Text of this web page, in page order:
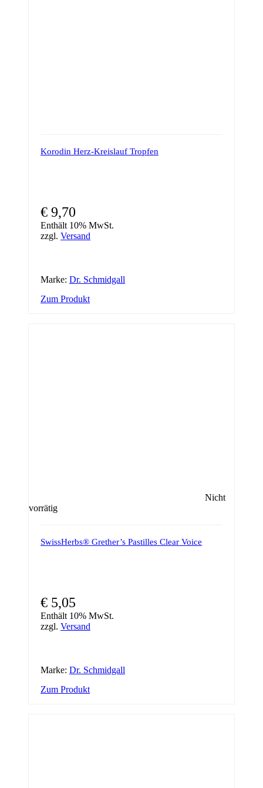
Korodin Herz-Kreislauf Tropfen
€ 9,70
Enthält 10% MwSt.
zzgl. Versand
Marke: Dr. Schmidgall
Zum Produkt
Nicht
vorrätig
SwissHerbs® Grether’s Pastilles Clear Voice
€ 5,05
Enthält 10% MwSt.
zzgl. Versand
Marke: Dr. Schmidgall
Zum Produkt